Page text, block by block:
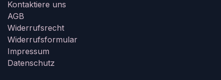
Kontaktiere uns
AGB
Widerrufsrecht
Widerrufsformular
Impressum
Datenschutz